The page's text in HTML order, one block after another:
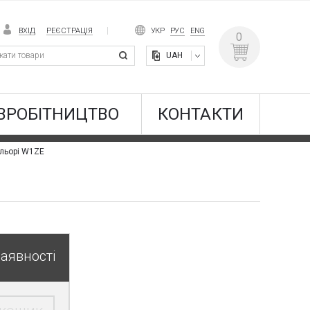
ВХІД РЕЄСТРАЦІЯ УКР РУС ENG
UAH
0
КОНТАКТИ
W1ZE